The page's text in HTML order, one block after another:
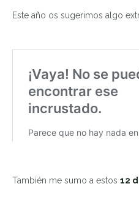
Este año os sugerimos algo
También me sumo a estos 12